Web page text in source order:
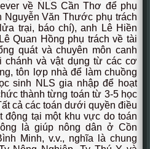
về NLS Cần Thơ để phụ
Nguyễn Văn Thước phụ trách
trại, báo chí), anh Lê Hiền
Quan Hồng phụ trách về tài
quát và chuyên môn canh
chánh và vật dụng từ các cơ
tôn lợp nhà để làm chuồng
sinh NLS gia nhập để hoạt
thành từng toán từ 3-5 học
cả các toán dưới quyền điều
động tại một khu vực do toán
là giúp nông dân ở Cồn
Minh, v.v., nghĩa là chung